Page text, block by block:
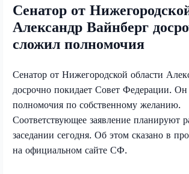
Сенатор от
Александр Вайнберг
сложил полномочия
Сенатор от Нижегородской области
досрочно покидает Совет Федерации.
полномочия по собственному желанию.
Соответствующее заявление планируют
заседании сегодня. Об этом сказано в
на официальном сайте СФ.